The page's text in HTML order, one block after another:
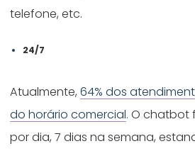
telefone, etc.
24/7
Atualmente,64% dos
do horário comercial. O chatbot
por dia, 7 dias na semana,